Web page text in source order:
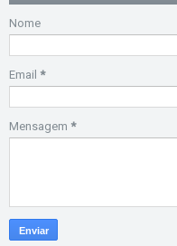
Nome
Email *
Mensagem *